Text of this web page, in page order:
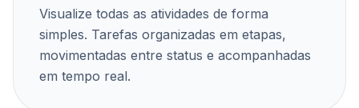
Visualize todas as atividades de forma
simples. Tarefas organizadas em etapas,
movimentadas entre status e acompanhadas
em tempo real.